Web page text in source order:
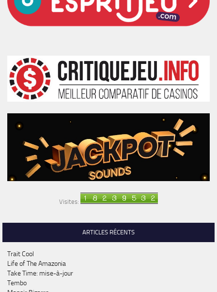
Visites:
ARTICLES RÉCENTS
Trait Cool
Life of The Amazonia
Take Time: mise-à-jour
Tembo